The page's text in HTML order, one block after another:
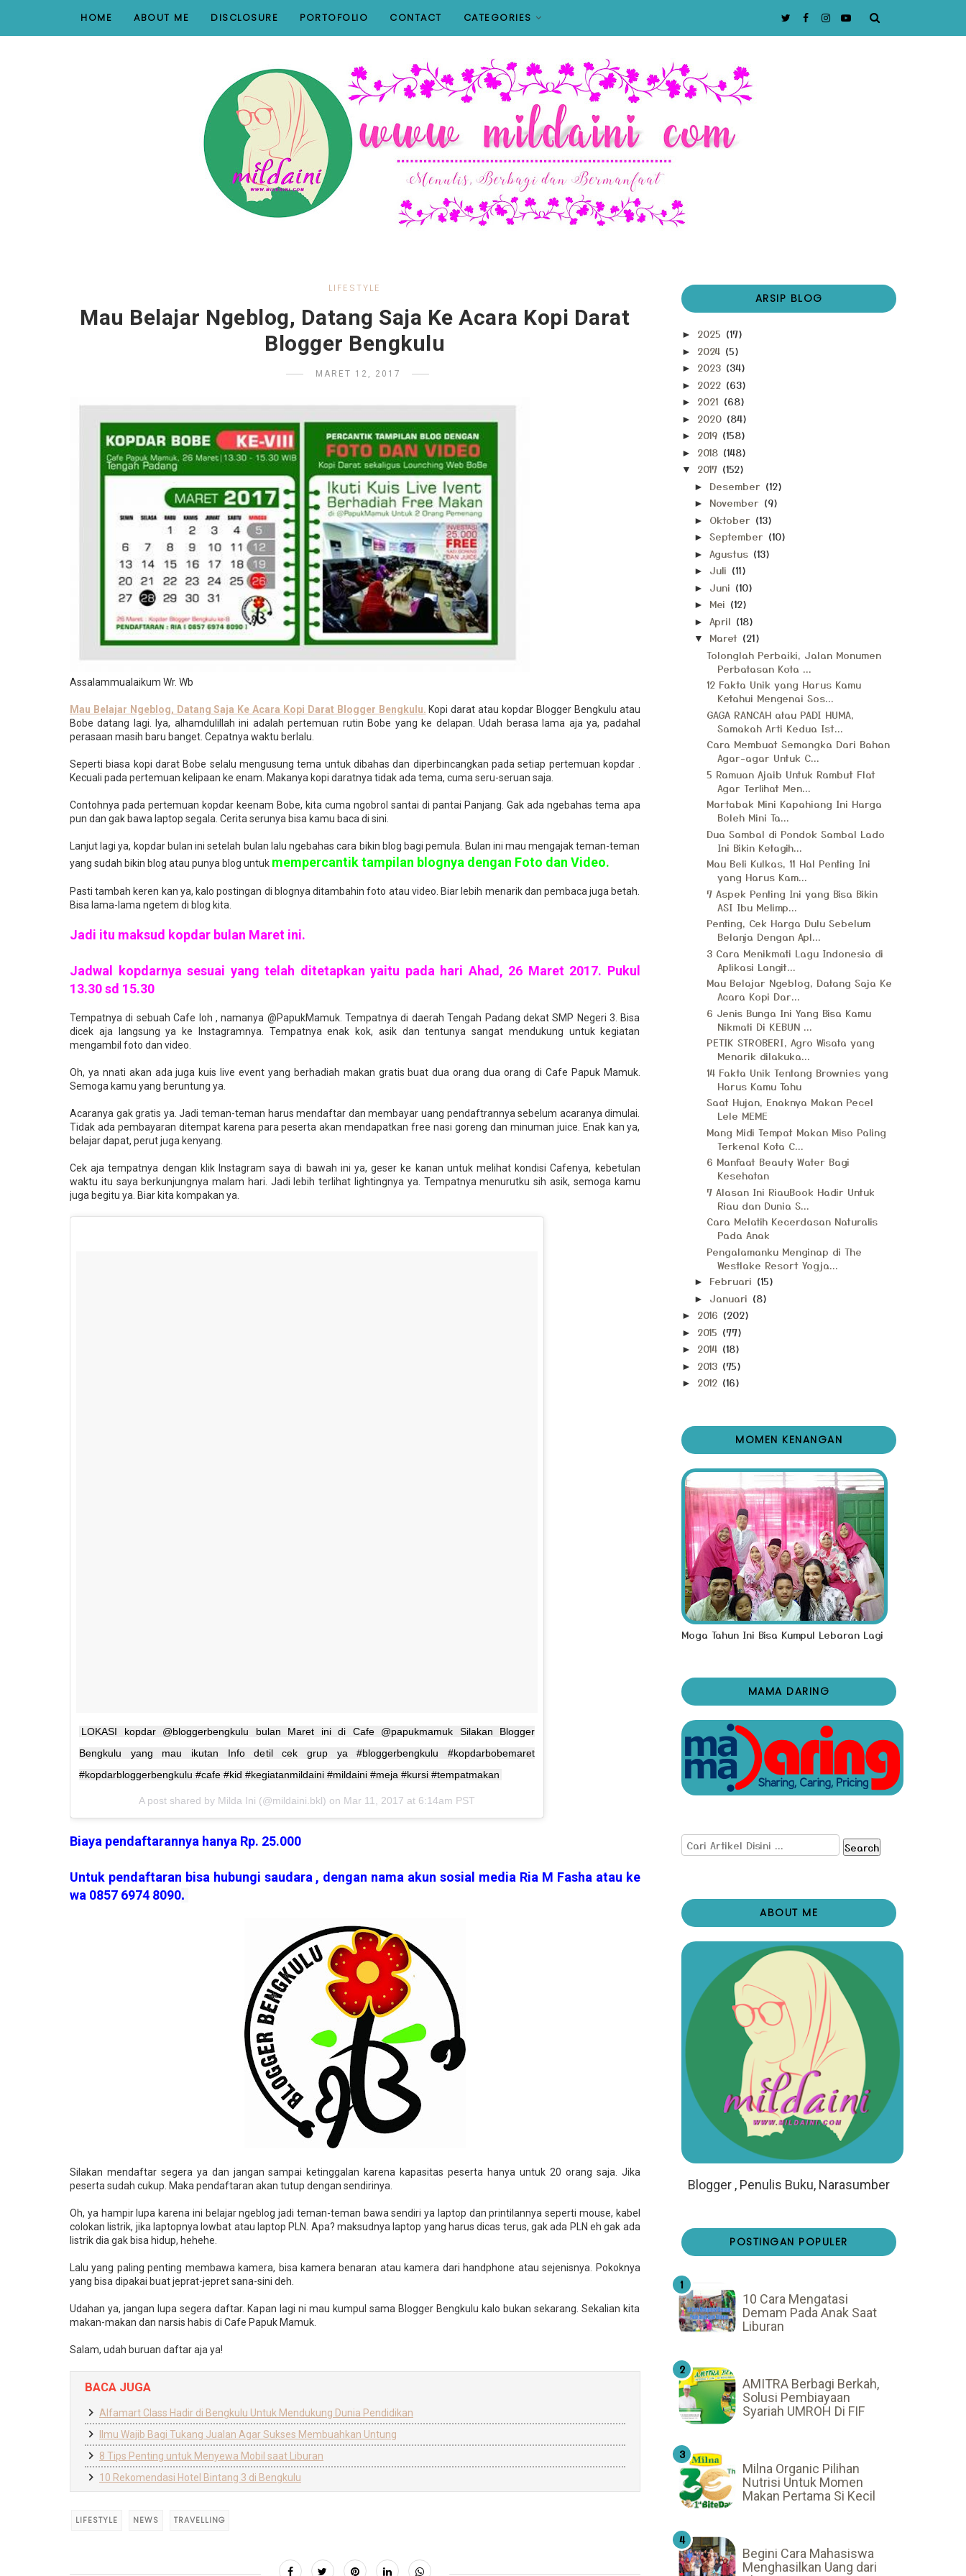
HOME ABOUT ME DISCLOSURE PORTOFOLIO CONTACT CATEGORIES
LIFESTYLE
Mau Belajar Ngeblog, Datang Saja Ke Acara Kopi Darat
Blogger Bengkulu
MARET 12, 2017
Assalammualaikum Wr. Wb
Mau Belajar Ngeblog, Datang Saja Ke Acara Kopi Darat Blogger Bengkulu. Kopi darat atau kopdar Blogger Bengkulu atau
Bobe datang lagi. Iya, alhamdulillah ini adalah pertemuan rutin Bobe yang ke delapan. Udah berasa lama aja ya, padahal
perasaan masih baru banget. Cepatnya waktu berlalu.
Seperti biasa kopi darat Bobe selalu mengusung tema untuk dibahas dan diperbincangkan pada setiap pertemuan kopdar .
Kecuali pada pertemuan kelipaan ke enam. Makanya kopi daratnya tidak ada tema, cuma seru-seruan saja.
Contohnya pada pertemuan kopdar keenam Bobe, kita cuma ngobrol santai di pantai Panjang. Gak ada ngebahas tema apa
pun dan gak bawa laptop segala. Cerita serunya bisa kamu baca di sini.
Lanjut lagi ya, kopdar bulan ini setelah bulan lalu ngebahas cara bikin blog bagi pemula. Bulan ini mau mengajak teman-teman
yang sudah bikin blog atau punya blog untuk mempercantik tampilan blognya dengan Foto dan Video.
Pasti tambah keren kan ya, kalo postingan di blognya ditambahin foto atau video. Biar lebih menarik dan pembaca juga betah.
Bisa lama-lama ngetem di blog kita.
Jadi itu maksud kopdar bulan Maret ini.
Jadwal kopdarnya sesuai yang telah ditetapkan yaitu pada hari Ahad, 26 Maret 2017. Pukul
13.30 sd 15.30
Tempatnya di sebuah Cafe loh , namanya @PapukMamuk. Tempatnya di daerah Tengah Padang dekat SMP Negeri 3. Bisa
dicek aja langsung ya ke Instagramnya. Tempatnya enak kok, asik dan tentunya sangat mendukung untuk kegiatan
mengambil foto dan video.
Oh, ya nnati akan ada juga kuis live event yang berhadiah makan gratis buat dua orang dua orang di Cafe Papuk Mamuk.
Semoga kamu yang beruntung ya.
Acaranya gak gratis ya. Jadi teman-teman harus mendaftar dan membayar uang pendaftrannya sebelum acaranya dimulai.
Tidak ada pembayaran ditempat karena para peserta akan mendapatkan free nasi goreng dan minuman juice. Enak kan ya,
belajar dapat, perut juga kenyang.
Cek aja tempatnya dengan klik Instagram saya di bawah ini ya, geser ke kanan untuk melihat kondisi Cafenya, kebetulan
waktu itu saya berkunjungnya malam hari. Jadi lebih terlihat lightingnya ya. Tempatnya menurutku sih asik, semoga kamu
juga begitu ya. Biar kita kompakan ya.
LOKASI kopdar @bloggerbengkulu bulan Maret ini di Cafe @papukmamuk Silakan Blogger
Bengkulu yang mau ikutan Info detil cek grup ya #bloggerbengkulu #kopdarbobemaret
#kopdarbloggerbengkulu #cafe #kid #kegiatanmildaini #mildaini #meja #kursi #tempatmakan
A post shared by Milda Ini (@mildaini.bkl) on Mar 11, 2017 at 6:14am PST
Biaya pendaftarannya hanya Rp. 25.000
Untuk pendaftaran bisa hubungi saudara , dengan nama akun sosial media Ria M Fasha atau ke
wa 0857 6974 8090.
Silakan mendaftar segera ya dan jangan sampai ketinggalan karena kapasitas peserta hanya untuk 20 orang saja. Jika
peserta sudah cukup. Maka pendaftaran akan tutup dengan sendirinya.
Oh, ya hampir lupa karena ini belajar ngeblog jadi teman-teman bawa sendiri ya laptop dan printilannya seperti mouse, kabel
colokan listrik, jika laptopnya lowbat atau laptop PLN. Apa? maksudnya laptop yang harus dicas terus, gak ada PLN eh gak ada
listrik dia gak bisa hidup, hehehe.
Lalu yang paling penting membawa kamera, bisa kamera benaran atau kamera dari handphone atau sejenisnya. Pokoknya
yang bisa dipakai buat jeprat-jepret sana-sini deh.
Udahan ya, jangan lupa segera daftar. Kapan lagi ni mau kumpul sama Blogger Bengkulu kalo bukan sekarang. Sekalian kita
makan-makan dan narsis habis di Cafe Papuk Mamuk.
Salam, udah buruan daftar aja ya!
BACA JUGA
Alfamart Class Hadir di Bengkulu Untuk Mendukung Dunia Pendidikan
Ilmu Wajib Bagi Tukang Jualan Agar Sukses Membuahkan Untung
8 Tips Penting untuk Menyewa Mobil saat Liburan
10 Rekomendasi Hotel Bintang 3 di Bengkulu
LIFESTYLE NEWS TRAVELLING
ARSIP BLOG
► 2025 (17)
► 2024 (5)
► 2023 (34)
► 2022 (63)
► 2021 (68)
► 2020 (84)
► 2019 (158)
► 2018 (148)
▼ 2017 (152)
► Desember (12)
► November (9)
► Oktober (13)
► September (10)
► Agustus (13)
► Juli (11)
► Juni (10)
► Mei (12)
► April (18)
▼ Maret (21)
Tolonglah Perbaiki, Jalan Monumen
Perbatasan Kota ...
12 Fakta Unik yang Harus Kamu
Ketahui Mengenai Sos...
GAGA RANCAH atau PADI HUMA,
Samakah Arti Kedua Ist...
Cara Membuat Semangka Dari Bahan
Agar-agar Untuk C...
5 Ramuan Ajaib Untuk Rambut Flat
Agar Terlihat Men...
Martabak Mini Kapahiang Ini Harga
Boleh Mini Ta...
Dua Sambal di Pondok Sambal Lado
Ini Bikin Ketagih...
Mau Beli Kulkas, 11 Hal Penting Ini
yang Harus Kam...
7 Aspek Penting Ini yang Bisa Bikin
ASI Ibu Melimp...
Penting, Cek Harga Dulu Sebelum
Belanja Dengan Apl...
3 Cara Menikmati Lagu Indonesia di
Aplikasi Langit...
Mau Belajar Ngeblog, Datang Saja Ke
Acara Kopi Dar...
6 Jenis Bunga Ini Yang Bisa Kamu
Nikmati Di KEBUN ...
PETIK STROBERI, Agro Wisata yang
Menarik dilakuka...
14 Fakta Unik Tentang Brownies yang
Harus Kamu Tahu
Saat Hujan, Enaknya Makan Pecel
Lele MEME
Mang Midi Tempat Makan Miso Paling
Terkenal Kota C...
6 Manfaat Beauty Water Bagi
Kesehatan
7 Alasan Ini RiauBook Hadir Untuk
Riau dan Dunia S...
Cara Melatih Kecerdasan Naturalis
Pada Anak
Pengalamanku Menginap di The
Westlake Resort Yogja...
► Februari (15)
► Januari (8)
► 2016 (202)
► 2015 (77)
► 2014 (18)
► 2013 (75)
► 2012 (16)
MOMEN KENANGAN
Moga Tahun Ini Bisa Kumpul Lebaran Lagi
MAMA DARING
Search
ABOUT ME
Blogger , Penulis Buku, Narasumber
POSTINGAN POPULER
10 Cara Mengatasi
Demam Pada Anak Saat
Liburan
AMITRA Berbagi Berkah,
Solusi Pembiayaan
Syariah UMROH Di FIF
Milna Organic Pilihan
Nutrisi Untuk Momen
Makan Pertama Si Kecil
Begini Cara Mahasiswa
Menghasilkan Uang dari